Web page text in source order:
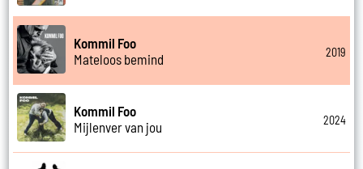
Kommil Foo
Mateloos bemind
2019
Kommil Foo
Mijlenver van jou
2024